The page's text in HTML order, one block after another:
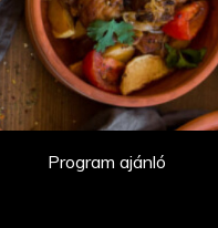
Program ajánló